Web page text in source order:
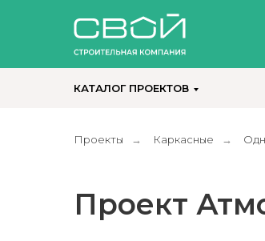
КАТАЛОГ ПРОЕКТОВ
Проекты → Каркасные →
Проект